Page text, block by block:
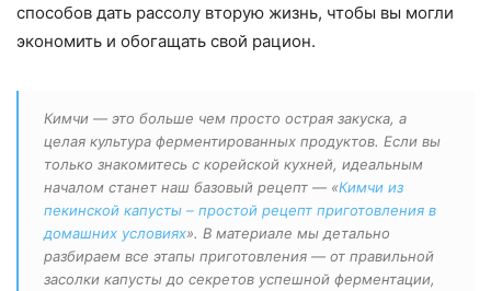
способов дать рассолу вторую жизнь, чтобы вы могли
экономить и обогащать свой рацион.
Кимчи — это больше чем просто острая закуска, а
целая культура ферментированных продуктов. Если вы
только знакомитесь с корейской кухней, идеальным
началом станет наш базовый рецепт — «Кимчи из
пекинской капусты – простой рецепт приготовления в
домашних условиях». В материале мы детально
разбираем все этапы приготовления — от правильной
засолки капусты до секретов успешной ферментации,